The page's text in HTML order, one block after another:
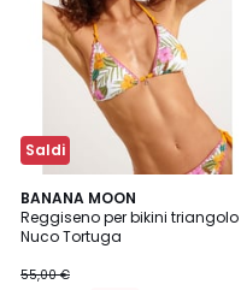
Saldi
BANANA MOON
Reggiseno per bikini triangolo
Nuco Tortuga
55,00 €